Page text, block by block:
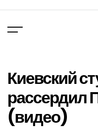
вмісту
Киевский
рассердил
(видео)